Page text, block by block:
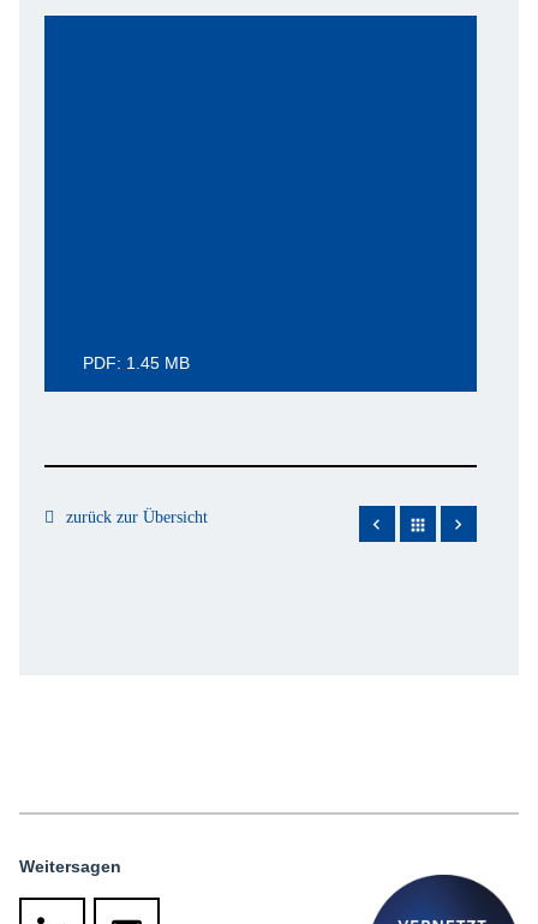
PDF: 1.45 MB
zurück zur Übersicht apps
Weitersagen